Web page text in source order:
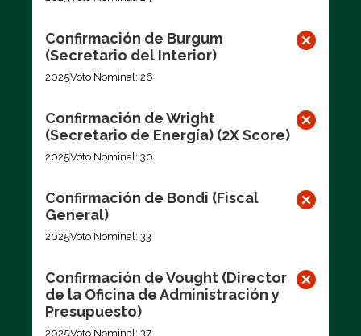
Confirmación de Burgum
(Secretario del Interior)
2025Voto Nominal: 26
Confirmación de Wright
(Secretario de Energía) (2X Score)
2025Voto Nominal: 30
Confirmación de Bondi (Fiscal
General)
2025Voto Nominal: 33
Confirmación de Vought (Director
de la Oficina de Administración y
Presupuesto)
2025Voto Nominal: 37